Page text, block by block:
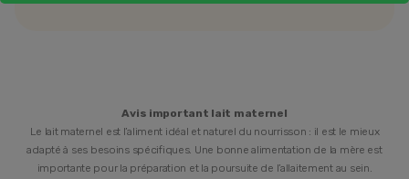
Avis important lait maternel
Le lait maternel est l’aliment idéal et naturel du nourrisson : il est le mieux
adapté à ses besoins spécifiques. Une bonne alimentation de la mère est
importante pour la préparation et la poursuite de l’allaitement au sein.